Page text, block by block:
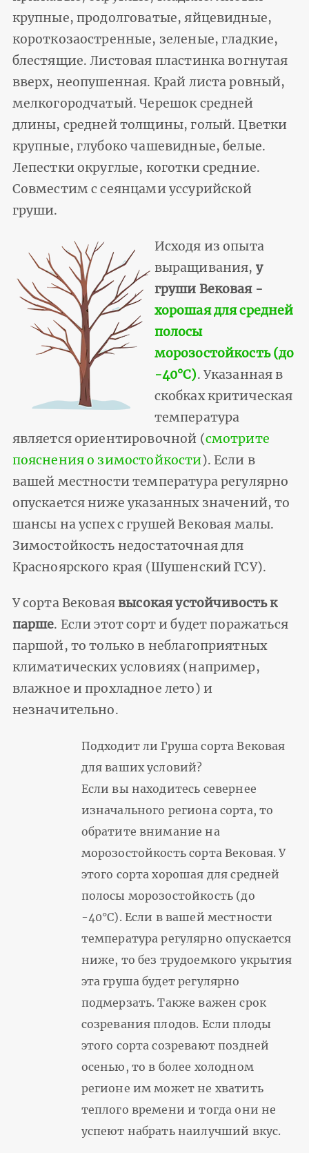
крупные, продолговатые, яйцевидные,
короткозаостренные, зеленые, гладкие,
блестящие. Листовая пластинка вогнутая
вверх, неопушенная. Край листа ровный,
мелкогородчатый. Черешок средней
длины, средней толщины, голый. Цветки
крупные, глубоко чашевидные, белые.
Лепестки округлые, коготки средние.
Совместим с сеянцами уссурийской
груши.
Исходя из опыта
выращивания, у
груши Вековая -
хорошая для средней
полосы
морозостойкость (до
-40°С). Указанная в
скобках критическая
температура
является ориентировочной (смотрите
пояснения о зимостойкости). Если в
вашей местности температура регулярно
опускается ниже указанных значений, то
шансы на успех с грушей Вековая малы.
Зимостойкость недостаточная для
Красноярского края (Шушенский ГСУ).
У сорта Вековая высокая устойчивость к
парше. Если этот сорт и будет поражаться
паршой, то только в неблагоприятных
климатических условиях (например,
влажное и прохладное лето) и
незначительно.
Подходит ли Груша сорта Вековая
для ваших условий?
Если вы находитесь севернее
изначального региона сорта, то
обратите внимание на
морозостойкость сорта Вековая. У
этого сорта хорошая для средней
полосы морозостойкость (до
-40°С). Если в вашей местности
температура регулярно опускается
ниже, то без трудоемкого укрытия
эта груша будет регулярно
подмерзать. Также важен срок
созревания плодов. Если плоды
этого сорта созревают поздней
осенью, то в более холодном
регионе им может не хватить
теплого времени и тогда они не
успеют набрать наилучший вкус.